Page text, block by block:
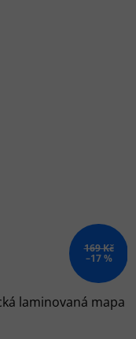
169 Kč
–17 %
laminovaná mapa